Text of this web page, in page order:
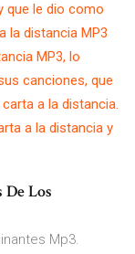
que le dio como
la distancia MP3
MP3, lo
canciones, que
a la distancia.
a la distancia y
Los
Mp3.